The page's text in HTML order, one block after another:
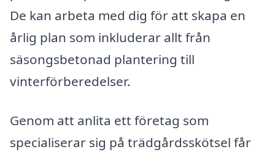
De kan arbeta med dig för att skapa en
årlig plan som inkluderar allt från
säsongsbetonad plantering till
vinterförberedelser.
Genom att anlita ett företag som
specialiserar sig på trädgårdsskötsel får